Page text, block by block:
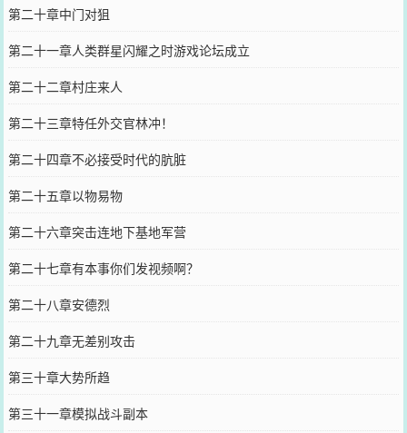
第二十章中门对狙
第二十一章人类群星闪耀之时游戏论坛成立
第二十二章村庄来人
第二十三章特任外交官林冲！
第二十四章不必接受时代的肮脏
第二十五章以物易物
第二十六章突击连地下基地军营
第二十七章有本事你们发视频啊？
第二十八章安德烈
第二十九章无差别攻击
第三十章大势所趋
第三十一章模拟战斗副本